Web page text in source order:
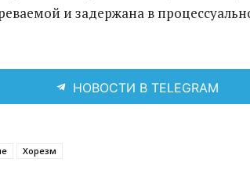
и задержана в
НОВОСТИ В TELEGRAM
Хорезм